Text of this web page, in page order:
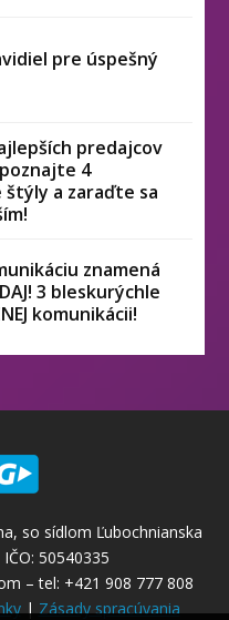
pre úspešný
predajcov
4
štýly a zaraďte sa
znamená
3 bleskurýchle
komunikácii!
so sídlom Ľubochnianska
50540335
– tel: +421 908 777 808
| Zásady spracúvania